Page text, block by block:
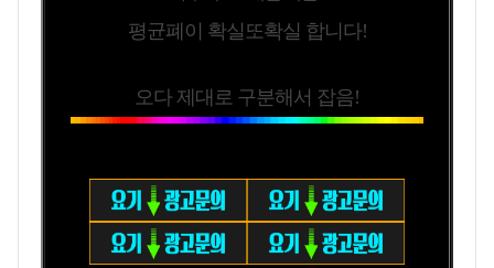
평균폐이 확실또확실 합니다!
오다 제대로 구분해서 잡음!